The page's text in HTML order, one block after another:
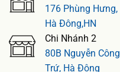
176 Phùng Hưng,
Hà Đông,HN
Chi Nhánh 2
80B Nguyễn Công
Trứ, Hà Đông